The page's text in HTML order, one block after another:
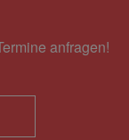
anfragen!